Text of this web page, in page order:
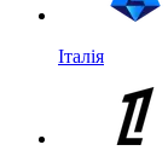
Італія